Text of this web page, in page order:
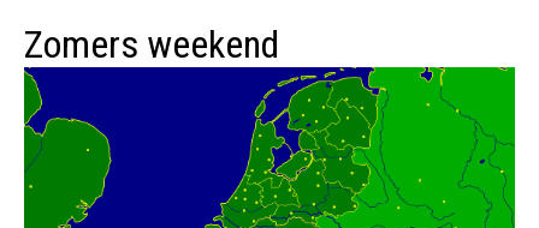
Zomers weekend